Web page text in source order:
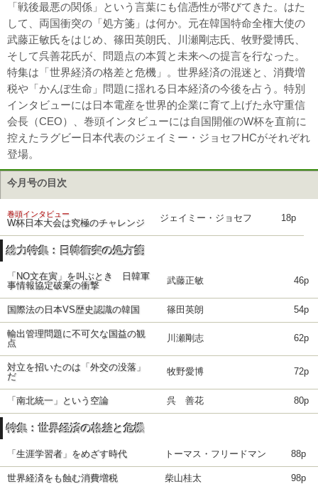
「戦後最悪の関係」という言葉にも信憑性が帯びてきた。はた
して、両国衝突の「処方箋」は何か。元在韓国特命全権大使の
武藤正敏氏をはじめ、篠田英朗氏、川瀬剛志氏、牧野愛博氏、
そして呉善花氏が、問題点の本質と未来への提言を行なった。
特集は「世界経済の格差と危機」。世界経済の混迷と、消費増
税や「かんぽ生命」問題に揺れる日本経済の今後を占う。特別
インタビューには日本電産を世界的企業に育て上げた永守重信
会長（CEO）、巻頭インタビューには自国開催のW杯を直前に
控えたラグビー日本代表のジェイミー・ジョセフHCがそれぞれ
登場。
今月号の目次
巻頭インタビュー
W杯日本大会は究極のチャレンジ ジェイミー・ジョセフ 18p
総力特集：日韓衝突の処方箋
「NO文在寅」を叫ぶとき 日韓軍
事情報協定破棄の衝撃
武藤正敏 46p
国際法の日本VS歴史認識の韓国 篠田英朗 54p
輸出管理問題に不可欠な国益の観
点
川瀬剛志 62p
対立を招いたのは「外交の没落」
だ
牧野愛博 72p
「南北統一」という空論 呉 善花 80p
特集：世界経済の格差と危機
「生涯学習者」をめざす時代 トーマス・フリードマン 88p
世界経済をも蝕む消費増税 柴山桂太 98p